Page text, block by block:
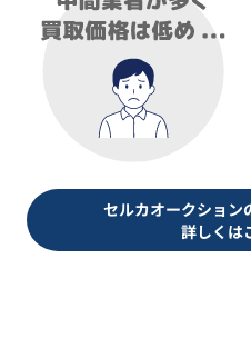
セルカオークション
詳しくは